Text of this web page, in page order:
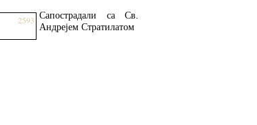
Сапострадали са Св.
Андрејем Стратилатом